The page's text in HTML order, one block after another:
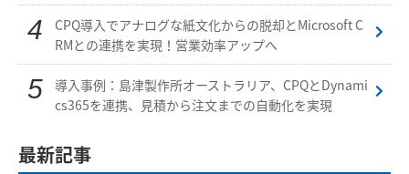
CPQ導入でアナログな紙文化からの脱却とMicrosoft C
RMとの連携を実現！営業効率アップへ
導入事例：島津製作所オーストラリア、CPQとDynami
cs365を連携、見積から注文までの自動化を実現
最新記事